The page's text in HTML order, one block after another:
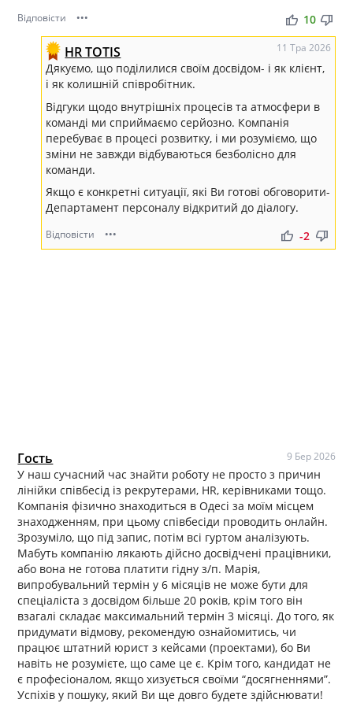
Відповісти ••• thumb_up thumb_down
10
HR TOTIS 11 Тра 2026
Дякуємо, що поділилися своїм досвідом- і як клієнт,
і як колишній співробітник.
Відгуки щодо внутрішніх процесів та атмосфери в
команді ми сприймаємо серйозно. Компанія
перебуває в процесі розвитку, і ми розуміємо, що
зміни не завжди відбуваються безболісно для
команди.
Якщо є конкретні ситуації, які Ви готові обговорити-
Департамент персоналу відкритий до діалогу.
Відповісти ••• thumb_up thumb_down
-2
Гость 9 Бер 2026
У наш сучасний час знайти роботу не просто з причин
лінійки співбесід із рекрутерами, HR, керівниками тощо.
Компанія фізично знаходиться в Одесі за моїм місцем
знаходженням, при цьому співбесіди проводить онлайн.
Зрозуміло, що під запис, потім всі гуртом аналізують.
Мабуть компанію лякають дійсно досвідчені працівники,
або вона не готова платити гідну з/п. Марія,
випробувальний термін у 6 місяців не може бути для
спеціаліста з досвідом більше 20 років, крім того він
взагалі складає максимальний термін 3 місяці. До того, як
придумати відмову, рекомендую ознайомитись, чи
працює штатний юрист з кейсами (проектами), бо Ви
навіть не розумієте, що саме це є. Крім того, кандидат не
є професіоналом, якщо хизується своїми “досягненнями”.
Успіхів у пошуку, який Ви ще довго будете здійснювати!